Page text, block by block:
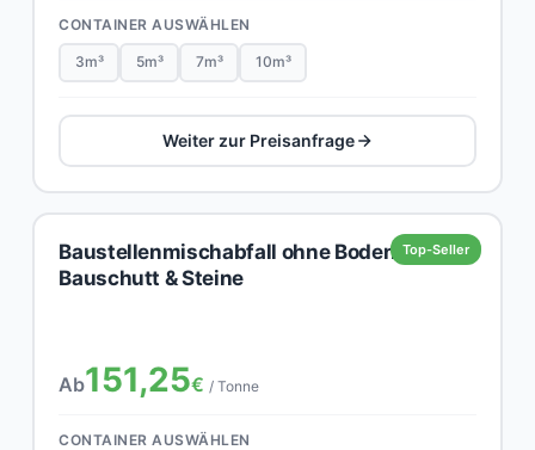
CONTAINER AUSWÄHLEN
3m³ 5m³ 7m³ 10m³
Weiter zur Preisanfrage
Top-Seller
Baustellenmischabfall ohne Boden,
Bauschutt & Steine
Ab151,25€ / Tonne
CONTAINER AUSWÄHLEN